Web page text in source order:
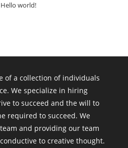
Hello world!
of a collection of individuals
We specialize in hiring
to succeed and the will to
required to succeed. We
and providing our team
to creative thought.